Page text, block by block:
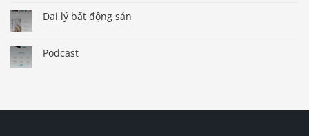
Đại lý bất động sản
Podcast